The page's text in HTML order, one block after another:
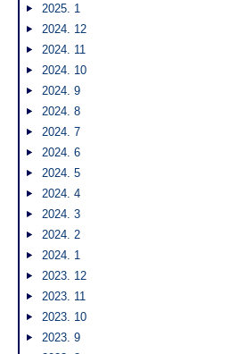
2025. 1
2024. 12
2024. 11
2024. 10
2024. 9
2024. 8
2024. 7
2024. 6
2024. 5
2024. 4
2024. 3
2024. 2
2024. 1
2023. 12
2023. 11
2023. 10
2023. 9